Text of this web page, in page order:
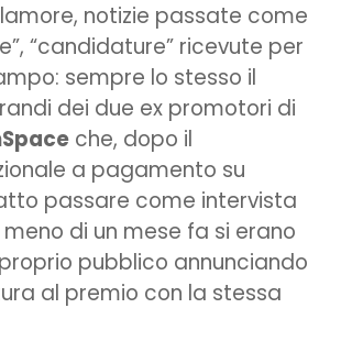
notizie passate come
“candidature” ricevute per
sempre lo stesso il
dei due ex promotori di
che, dopo il
a pagamento su
passare come intervista
di un mese fa si erano
pubblico annunciando
al premio con la stessa